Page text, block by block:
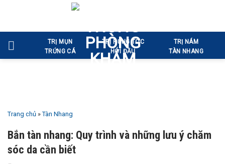
nội
dung
TRỊ MỤN
TRỨNG CÁ
TRỊ RỤNG TÓC
HÓI ĐẦU
TRỊ NÁM
TÀN NHANG
Trang chủ » Tàn Nhang
Bắn tàn nhang: Quy trình và những lưu ý chăm
sóc da cần biết